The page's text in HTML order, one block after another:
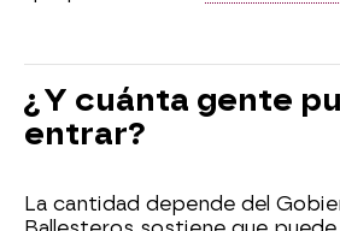
¿Y cuánta gente
entrar?
La cantidad depende del